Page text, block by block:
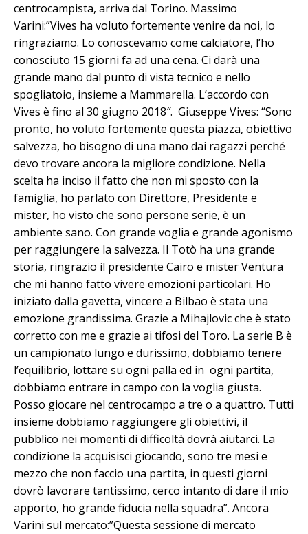
centrocampista, arriva dal Torino. Massimo
Varini:”Vives ha voluto fortemente venire da noi, lo
ringraziamo. Lo conoscevamo come calciatore, l’ho
conosciuto 15 giorni fa ad una cena. Ci darà una
grande mano dal punto di vista tecnico e nello
spogliatoio, insieme a Mammarella. L’accordo con
Vives è fino al 30 giugno 2018″. Giuseppe Vives: “Sono
pronto, ho voluto fortemente questa piazza, obiettivo
salvezza, ho bisogno di una mano dai ragazzi perché
devo trovare ancora la migliore condizione. Nella
scelta ha inciso il fatto che non mi sposto con la
famiglia, ho parlato con Direttore, Presidente e
mister, ho visto che sono persone serie, è un
ambiente sano. Con grande voglia e grande agonismo
per raggiungere la salvezza. Il Totò ha una grande
storia, ringrazio il presidente Cairo e mister Ventura
che mi hanno fatto vivere emozioni particolari. Ho
iniziato dalla gavetta, vincere a Bilbao è stata una
emozione grandissima. Grazie a Mihajlovic che è stato
corretto con me e grazie ai tifosi del Toro. La serie B è
un campionato lungo e durissimo, dobbiamo tenere
l’equilibrio, lottare su ogni palla ed in ogni partita,
dobbiamo entrare in campo con la voglia giusta.
Posso giocare nel centrocampo a tre o a quattro. Tutti
insieme dobbiamo raggiungere gli obiettivi, il
pubblico nei momenti di difficoltà dovrà aiutarci. La
condizione la acquisisci giocando, sono tre mesi e
mezzo che non faccio una partita, in questi giorni
dovrò lavorare tantissimo, cerco intanto di dare il mio
apporto, ho grande fiducia nella squadra”. Ancora
Varini sul mercato:”Questa sessione di mercato